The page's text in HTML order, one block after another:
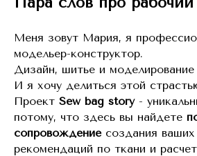
Меня зовут Мария, я
модельер-конструктор.
Дизайн, шитье и
И я хочу делиться этой
Проект Sew bag story-
потому, что здесь вы найдете
сопровождениесоздания ваших
рекомендаций по ткани и